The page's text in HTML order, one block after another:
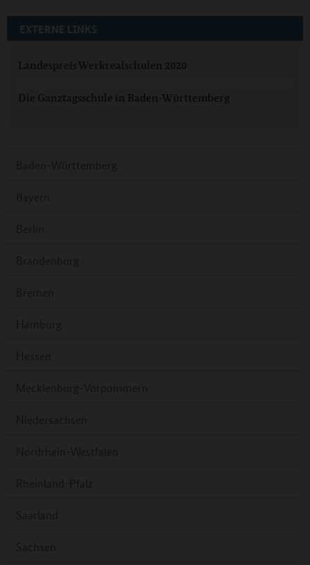
EXTERNE LINKS
Landespreis Werkrealschulen 2020
Die Ganztagsschule in Baden-Württemberg
Baden-Württemberg
Bayern
Berlin
Brandenburg
Bremen
Hamburg
Hessen
Mecklenburg-Vorpommern
Niedersachsen
Nordrhein-Westfalen
Rheinland-Pfalz
Saarland
Sachsen